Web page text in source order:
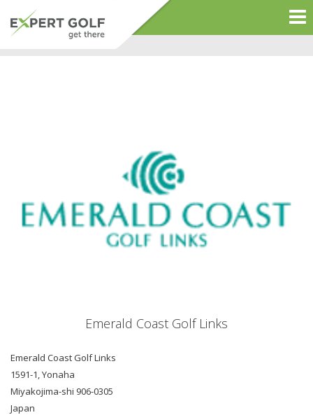
Emerald Coast Golf Links
Emerald Coast Golf Links
1591-1, Yonaha
Miyakojima-shi 906-0305
Japan